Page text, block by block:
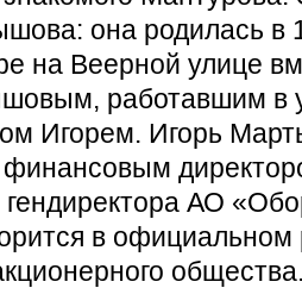
она родилась в
на Веерной улице
работавшим в
Игорем. Игорь
финансовым
АО
в официальном